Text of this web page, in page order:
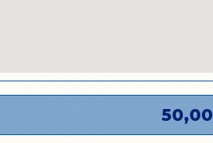
50,00